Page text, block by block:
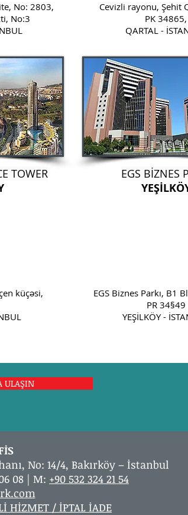
No: 2803,
No:3
TOWER
küçəsi,
Cevizli rayonu, Şehit
PK 34865,
QARTAL -
EGS BİZNES
EGS Biznes Parkı, B1
PR 34§49
YEŞİLKÖY -
No: 14/4, Bakırköy – İstanbul
08 | M: +90 532 324 21 54
HİZMET / İPTAL İADE
ULAŞIN